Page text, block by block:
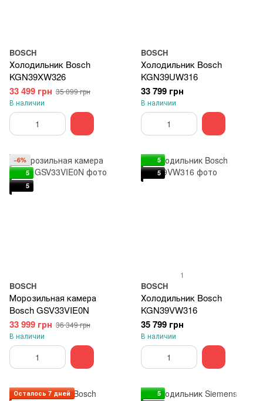
BOSCH
Холодильник Bosch
KGN39XW326
33 499 грн 35 099 грн
В наличии
BOSCH
Холодильник Bosch
KGN39UW316
33 799 грн
В наличии
−6%
5
5
BOSCH
Морозильная камера
Bosch GSV33VIE0N
33 999 грн 36 349 грн
В наличии
5
5
1
BOSCH
Холодильник Bosch
KGN39VW316
35 799 грн
В наличии
Осталось 7 дней
5